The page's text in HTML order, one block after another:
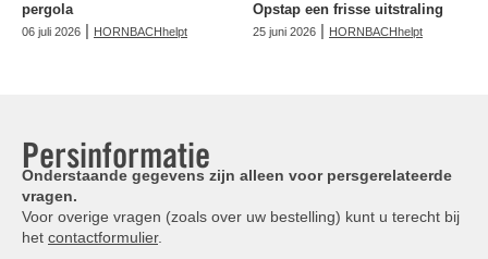
pergola
06 juli 2026 | HORNBACHhelpt
Opstap een frisse uitstraling
25 juni 2026 | HORNBACHhelpt
Persinformatie
Onderstaande gegevens zijn alleen voor persgerelateerde
vragen.
Voor overige vragen (zoals over uw bestelling) kunt u terecht bij
het contactformulier.